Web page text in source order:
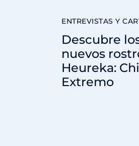
ENTREVISTAS Y
Descubre
nuevos
Heureka:
Extremo